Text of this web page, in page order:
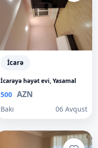
İcarə
İcarəyə həyət evi, Yasamal
500 AZN
Bakı 06 Avqust